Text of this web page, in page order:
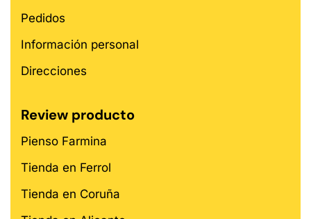
Pedidos
Información personal
Direcciones
Review producto
Pienso Farmina
Tienda en Ferrol
Tienda en Coruña